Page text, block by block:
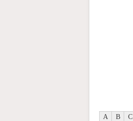
A B C